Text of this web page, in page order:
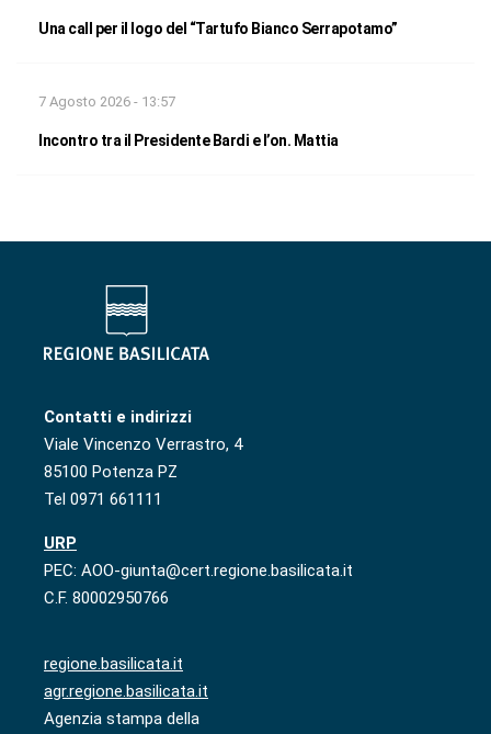
Una call per il logo del “Tartufo Bianco Serrapotamo”
7 Agosto 2026 - 13:57
Incontro tra il Presidente Bardi e l’on. Mattia
Contatti e indirizzi
Viale Vincenzo Verrastro, 4
85100 Potenza PZ
Tel 0971 661111
URP
PEC: AOO-giunta@cert.regione.basilicata.it
C.F. 80002950766
regione.basilicata.it
agr.regione.basilicata.it
Agenzia stampa della